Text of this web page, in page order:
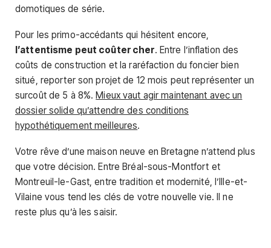
domotiques de série.
Pour les primo-accédants qui hésitent encore,
l’attentisme peut coûter cher. Entre l’inflation des
coûts de construction et la raréfaction du foncier bien
situé, reporter son projet de 12 mois peut représenter un
surcoût de 5 à 8%.Mieux vaut agir maintenant avec un
dossier solide qu’attendre des conditions
hypothétiquement meilleures.
Votre rêve d’une maison neuve en Bretagne n’attend plus
que votre décision. Entre Bréal-sous-Montfort et
Montreuil-le-Gast, entre tradition et modernité, l’Ille-et-
Vilaine vous tend les clés de votre nouvelle vie. Il ne
reste plus qu’à les saisir.